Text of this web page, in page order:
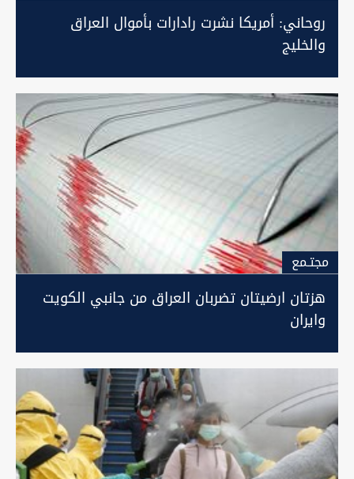
روحاني: أمريكا نشرت رادارات بأموال العراق
والخليج
مجتـمع
هزتان ارضيتان تضربان العراق من جانبي الكويت
وايران